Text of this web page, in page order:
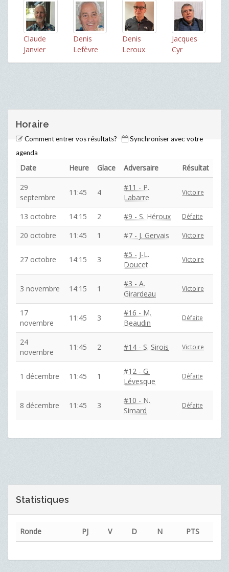
Claude
Janvier
Denis
Lefèvre
Denis
Leroux
Jacques
Cyr
Horaire
Comment entrer vos résultats?
Synchroniser avec votre
agenda
Date Heure Glace Adversaire
Résultat
29
septembre
11:45 4
#11 - P.
Labarre
Victoire
13 octobre 14:15 2 #9 - S. Héroux Défaite
20 octobre 11:45 1 #7 - J. Gervais Victoire
27 octobre 14:15 3
#5 - J-L.
Doucet
Victoire
3 novembre 14:15 1
#3 - A.
Girardeau
Victoire
17
novembre
11:45 3
#16 - M.
Beaudin
Défaite
24
novembre
11:45 2 #14 - S. Sirois Victoire
1 décembre 11:45 1
#12 - G.
Lévesque
Défaite
8 décembre 11:45 3
#10 - N.
Simard
Défaite
Statistiques
Ronde PJ V D N PTS